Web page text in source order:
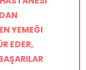
YEMEĞI
EDER,